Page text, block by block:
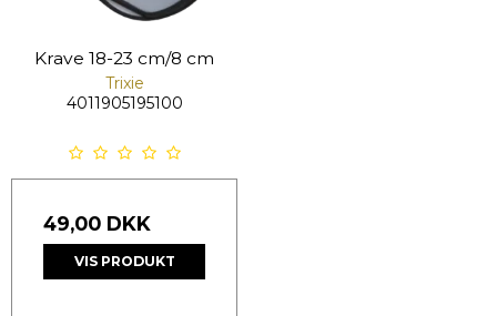
Krave 18-23 cm/8 cm
Trixie
4011905195100
49,00 DKK
VIS PRODUKT